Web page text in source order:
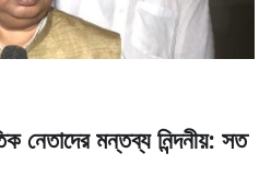
নেতাদের মন্তব্য নিন্দনীয়: সত